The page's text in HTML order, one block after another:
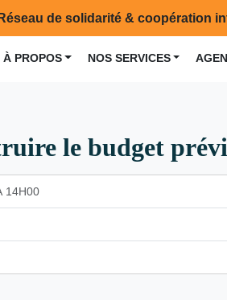
Réseau de solidarité & coopération
À PROPOS NOS SERVICES
le budget
14H00